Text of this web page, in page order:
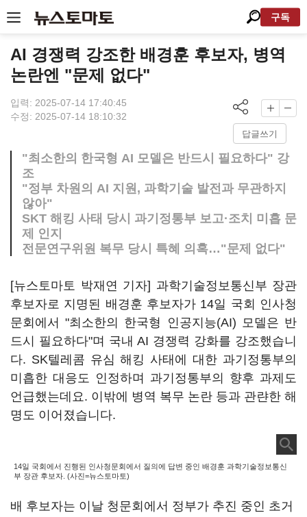
구독
AI 경쟁력 강조한 배경훈 후보자, 병역
논란엔 "문제 없다"
입력: 2025-07-14 17:40:45
수정: 2025-07-14 18:10:32
답글쓰기
"최소한의 한국형 AI 모델은 반드시 필요하다" 강
조
"정부 차원의 AI 지원, 과학기술 발전과 무관하지
않아"
SKT 해킹 사태 당시 과기정통부 보고·조치 미흡 문
제 인지
전문연구위원 복무 당시 특혜 의혹…"문제 없다"
[뉴스토마토 박재연 기자] 과학기술정보통신부 장관
후보자로 지명된 배경훈 후보자가 14일 국회 인사청
문회에서 "최소한의 한국형 인공지능(AI) 모델은 반
드시 필요하다"며 국내 AI 경쟁력 강화를 강조했습니
다. SK텔레콤 유심 해킹 사태에 대한 과기정통부의
미흡한 대응도 인정하며 과기정통부의 향후 과제도
언급했는데요. 이밖에 병역 복무 논란 등과 관랸한 해
명도 이어졌습니다.
14일 국회에서 진행된 인사청문회에서 질의에 답변 중인 배경훈 과학기술정보통신
부 장관 후보자. (사진=뉴스토마토)
배 후보자는 이날 청문회에서 정부가 추진 중인 초거